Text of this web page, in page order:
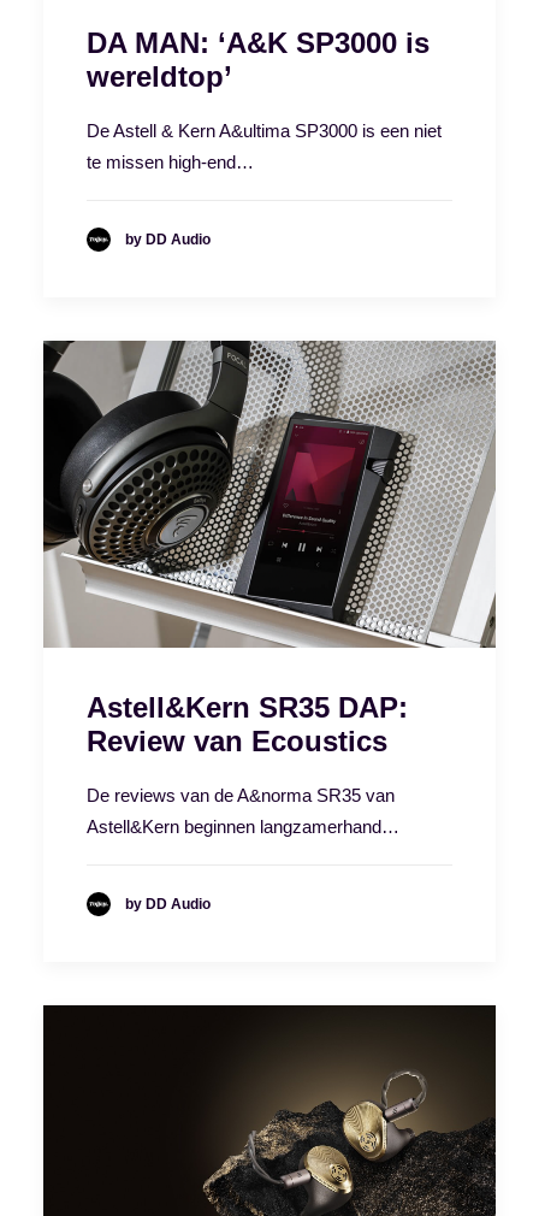
DA MAN: ‘A&K SP3000 is
wereldtop’
De Astell & Kern A&ultima SP3000 is een niet
te missen high-end…
by DD Audio
Astell&Kern SR35 DAP:
Review van Ecoustics
De reviews van de A&norma SR35 van
Astell&Kern beginnen langzamerhand…
by DD Audio